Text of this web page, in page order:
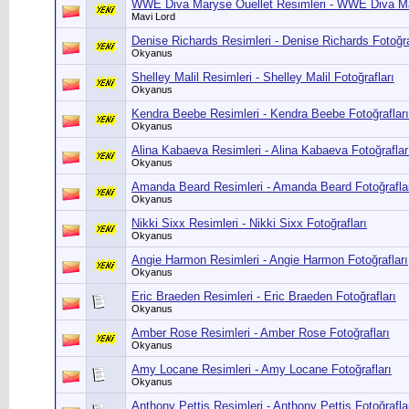
WWE Diva Maryse Ouellet Resimleri - WWE Diva
Mavi Lord
Denise Richards Resimleri - Denise Richards
Okyanus
Shelley Malil Resimleri - Shelley Malil Fotoğrafları
Okyanus
Kendra Beebe Resimleri - Kendra Beebe Fotoğrafları
Okyanus
Alina Kabaeva Resimleri - Alina Kabaeva
Okyanus
Amanda Beard Resimleri - Amanda Beard
Okyanus
Nikki Sixx Resimleri - Nikki Sixx Fotoğrafları
Okyanus
Angie Harmon Resimleri - Angie Harmon Fotoğrafları
Okyanus
Eric Braeden Resimleri - Eric Braeden Fotoğrafları
Okyanus
Amber Rose Resimleri - Amber Rose Fotoğrafları
Okyanus
Amy Locane Resimleri - Amy Locane Fotoğrafları
Okyanus
Anthony Pettis Resimleri - Anthony Pettis